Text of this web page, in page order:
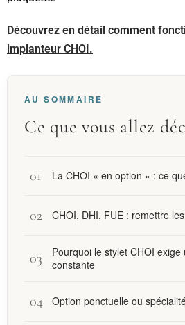
Découvrez en détail comment
implanteur CHOI.
AU SOMMAIRE
Ce que vous allez
La CHOI « en option » : ce
CHOI, DHI, FUE : remettre
Pourquoi le stylet CHOI
constante
Option ponctuelle ou